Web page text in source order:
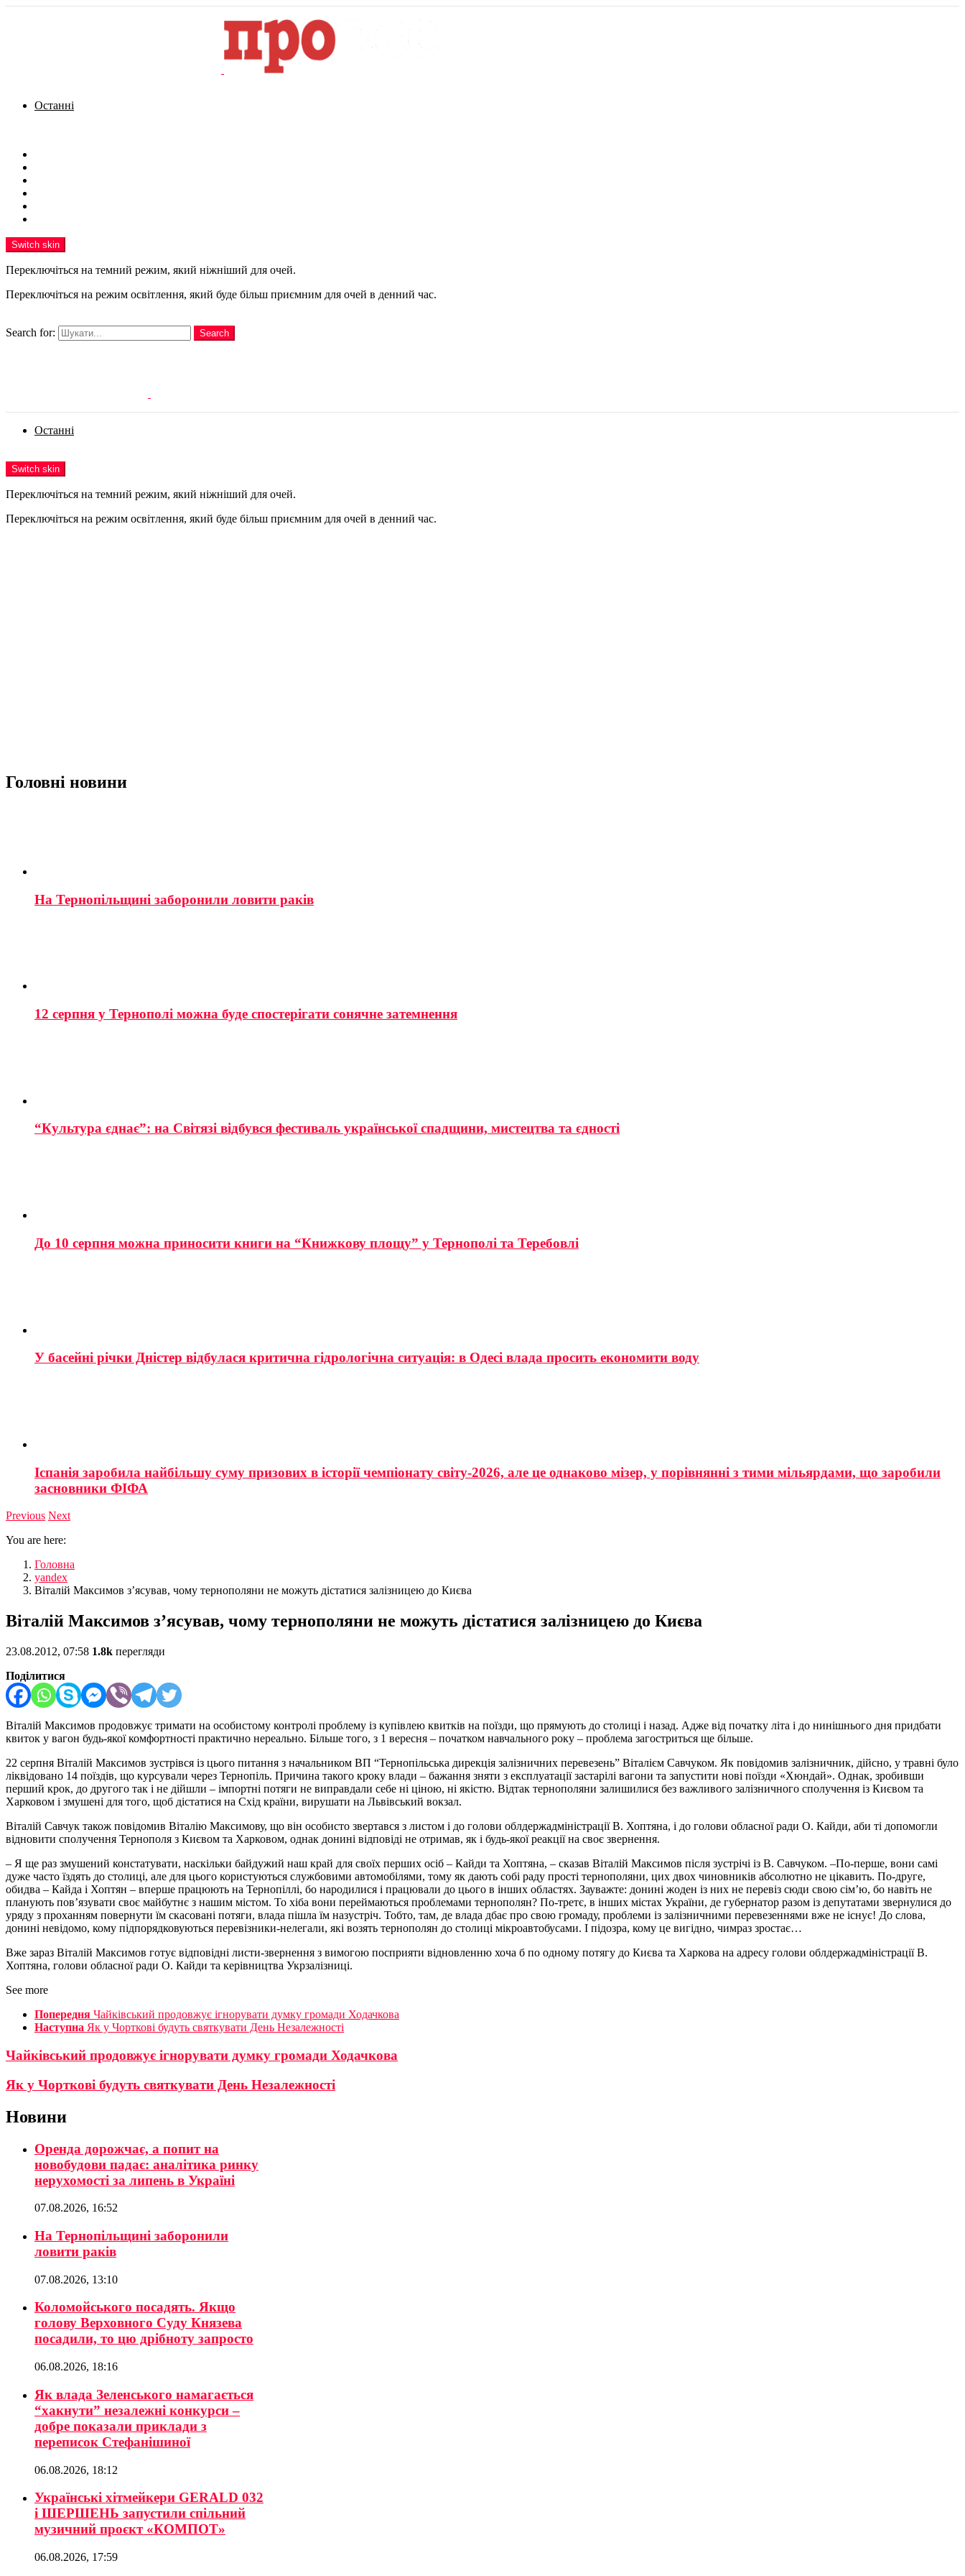
Останні
Switch skin
Переключіться на темний режим, який ніжніший для очей.
Переключіться на режим освітлення, який буде більш приємним для очей в денний час.
Search for:
Search
Останні
Switch skin
Переключіться на темний режим, який ніжніший для очей.
Переключіться на режим освітлення, який буде більш приємним для очей в денний час.
Головні новини
На Тернопільщині заборонили ловити раків
12 серпня у Тернополі можна буде спостерігати сонячне затемнення
“Культура єднає”: на Світязі відбувся фестиваль української спадщини, мистецтва та єдності
До 10 серпня можна приносити книги на “Книжкову площу” у Тернополі та Теребовлі
У басейні річки Дністер відбулася критична гідрологічна ситуація: в Одесі влада просить економити воду
Іспанія заробила найбільшу суму призових в історії чемпіонату світу-2026, але це однаково мізер, у порівнянні з тими мільярдами, що заробили
засновники ФІФА
Previous Next
You are here:
Головна
yandex
Віталій Максимов з’ясував, чому тернополяни не можуть дістатися залізницею до Києва
Віталій Максимов з’ясував, чому тернополяни не можуть дістатися залізницею до Києва
23.08.2012, 07:58 1.8k перегляди
Поділитися
Віталій Максимов продовжує тримати на особистому контролі проблему із купівлею квитків на поїзди, що прямують до столиці і назад. Адже від початку літа і до нинішнього дня придбати
квиток у вагон будь-якої комфортності практично нереально. Більше того, з 1 вересня – початком навчального року – проблема загостриться ще більше.
22 серпня Віталій Максимов зустрівся із цього питання з начальником ВП “Тернопільська дирекція залізничних перевезень” Віталієм Савчуком. Як повідомив залізничник, дійсно, у травні було
ліквідовано 14 поїздів, що курсували через Тернопіль. Причина такого кроку влади – бажання зняти з експлуатації застарілі вагони та запустити нові поїзди «Хюндай». Однак, зробивши
перший крок, до другого так і не дійшли – імпортні потяги не виправдали себе ні ціною, ні якістю. Відтак тернополяни залишилися без важливого залізничного сполучення із Києвом та
Харковом і змушені для того, щоб дістатися на Схід країни, вирушати на Львівський вокзал.
Віталій Савчук також повідомив Віталію Максимову, що він особисто звертався з листом і до голови облдержадміністрації В. Хоптяна, і до голови обласної ради О. Кайди, аби ті допомогли
відновити сполучення Тернополя з Києвом та Харковом, однак донині відповіді не отримав, як і будь-якої реакції на своє звернення.
– Я ще раз змушений констатувати, наскільки байдужий наш край для своїх перших осіб – Кайди та Хоптяна, – сказав Віталій Максимов після зустрічі із В. Савчуком. –По-перше, вони самі
дуже часто їздять до столиці, але для цього користуються службовими автомобілями, тому як дають собі раду прості тернополяни, цих двох чиновників абсолютно не цікавить. По-друге,
обидва – Кайда і Хоптян – вперше працюють на Тернопіллі, бо народилися і працювали до цього в інших областях. Зауважте: донині жоден із них не перевіз сюди свою сім’ю, бо навіть не
планують пов’язувати своє майбутнє з нашим містом. То хіба вони переймаються проблемами тернополян? По-третє, в інших містах України, де губернатор разом із депутатами звернулися до
уряду з проханням повернути їм скасовані потяги, влада пішла їм назустріч. Тобто, там, де влада дбає про свою громаду, проблеми із залізничними перевезеннями вже не існує! До слова,
донині невідомо, кому підпорядковуються перевізники-нелегали, які возять тернополян до столиці мікроавтобусами. І підозра, кому це вигідно, чимраз зростає…
Вже зараз Віталій Максимов готує відповідні листи-звернення з вимогою посприяти відновленню хоча б по одному потягу до Києва та Харкова на адресу голови облдержадміністрації В.
Хоптяна, голови обласної ради О. Кайди та керівництва Укрзалізниці.
See more
Попередня Чайківський продовжує ігнорувати думку громади Ходачкова
Наступна Як у Чорткові будуть святкувати День Незалежності
Чайківський продовжує ігнорувати думку громади Ходачкова
Як у Чорткові будуть святкувати День Незалежності
Новини
Оренда дорожчає, а попит на
новобудови падає: аналітика ринку
нерухомості за липень в Україні
07.08.2026, 16:52
На Тернопільщині заборонили
ловити раків
07.08.2026, 13:10
Коломойського посадять. Якщо
голову Верховного Суду Князева
посадили, то цю дрібноту запросто
06.08.2026, 18:16
Як влада Зеленського намагається
“хакнути” незалежні конкурси –
добре показали приклади з
переписок Стефанішиної
06.08.2026, 18:12
Українські хітмейкери GERALD 032
і ШЕРШЕНЬ запустили спільний
музичний проєкт «КОМПОТ»
06.08.2026, 17:59